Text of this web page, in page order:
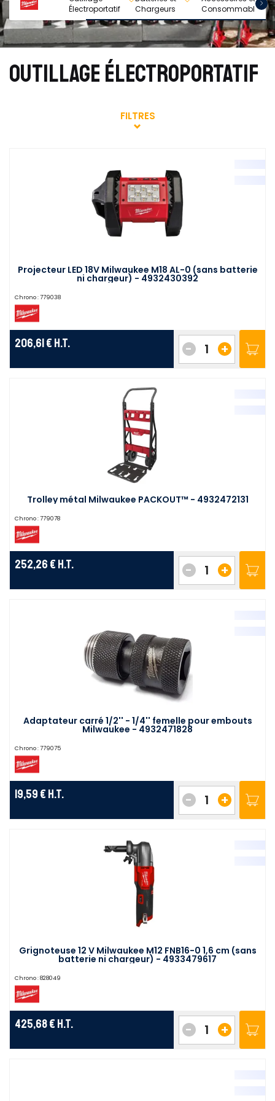
Électroportatif
Chargeurs
Consommables
OUTILLAGE ÉLECTROPORTATIF
FILTRES
Projecteur LED 18V Milwaukee M18 AL-0 (sans batterie
ni chargeur) - 4932430392
Chrono : 779038
206,61 € H.T. +
-
Trolley métal Milwaukee PACKOUT™ - 4932472131
Chrono : 779078
252,26 € H.T. +
-
Adaptateur carré 1/2'' - 1/4'' femelle pour embouts
Milwaukee - 4932471828
Chrono : 779075
19,59 € H.T. +
-
Grignoteuse 12 V Milwaukee M12 FNB16-0 1,6 cm (sans
batterie ni chargeur) - 4933479617
Chrono : 828049
425,68 € H.T. +
-